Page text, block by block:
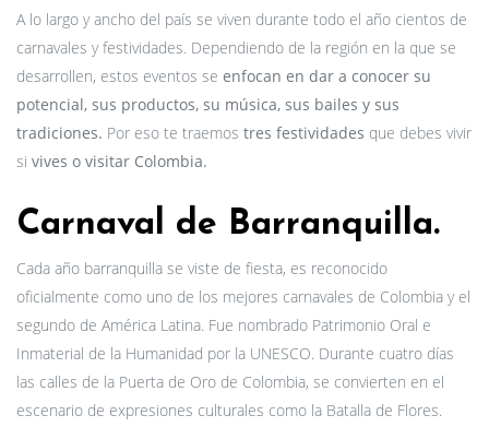
A lo largo y ancho del país se viven durante todo el año cientos de
carnavales y festividades. Dependiendo de la región en la que se
desarrollen, estos eventos se enfocan en dar a conocer su
potencial, sus productos, su música, sus bailes y sus
tradiciones. Por eso te traemos tres festividades que debes vivir
si vives o visitar Colombia.
Carnaval de Barranquilla.
Cada año barranquilla se viste de fiesta, es reconocido
oficialmente como uno de los mejores carnavales de Colombia y el
segundo de América Latina. Fue nombrado Patrimonio Oral e
Inmaterial de la Humanidad por la UNESCO. Durante cuatro días
las calles de la Puerta de Oro de Colombia, se convierten en el
escenario de expresiones culturales como la Batalla de Flores.